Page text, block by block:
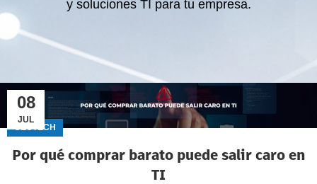
08
JUL
GECTECH
Por qué comprar barato puede salir caro en
TI